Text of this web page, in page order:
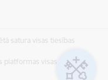
satura visas tiesības
platformas visas tiesības